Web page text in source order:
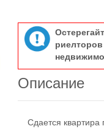
Описание
Сдается квартира